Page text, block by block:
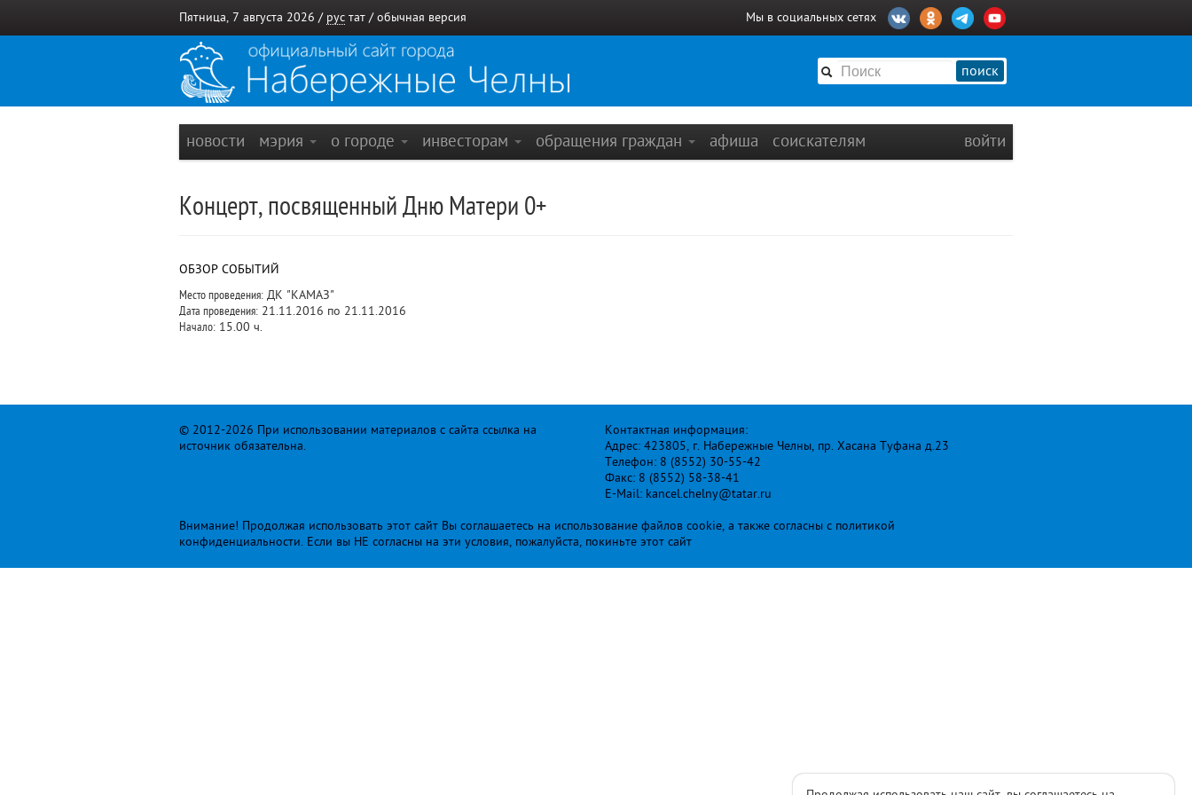
Пятница, 7 августа 2026 / рус тат / обычная версия Мы в социальных сетях
поиск
новости мэрия о городе инвесторам обращения граждан афиша соискателям войти
Концерт, посвященный Дню Матери 0+
ОБЗОР СОБЫТИЙ
Место проведения: ДК "КАМАЗ"
Дата проведения: 21.11.2016 по 21.11.2016
Начало: 15.00 ч.
© 2012-2026 При использовании материалов с сайта ссылка на
источник обязательна.
Контактная информация:
Адрес: 423805, г. Набережные Челны, пр. Хасана Туфана д.23
Телефон: 8 (8552) 30-55-42
Факс: 8 (8552) 58-38-41
E-Mail: kancel.chelny@tatar.ru
Внимание! Продолжая использовать этот сайт Вы соглашаетесь на использование файлов cookie, а также согласны с политикой
конфиденциальности. Если вы НЕ согласны на эти условия, пожалуйста, покиньте этот сайт